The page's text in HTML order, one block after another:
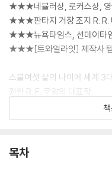
★★★네뷸러상, 로커스상,
★★★판타지 거장 조지 R.
★★★뉴욕타임스, 선데이타
★★★[트와일라잇] 제작사
스물여섯 살의 나이에 세계 3
권한 R. F. 쿠앙의 대표작.
[도서] 바벨 2
혁명은 알던 세상을 부순다.
목차